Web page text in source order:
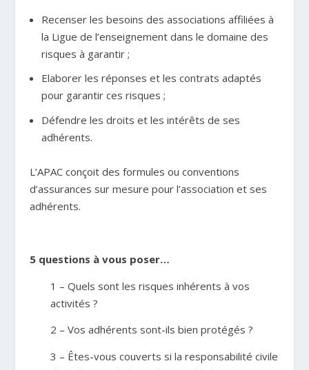
Recenser les besoins des associations affiliées à
la Ligue de l’enseignement dans le domaine des
risques à garantir ;
Elaborer les réponses et les contrats adaptés
pour garantir ces risques ;
Défendre les droits et les intérêts de ses
adhérents.
L’APAC conçoit des formules ou conventions
d’assurances sur mesure pour l’association et ses
adhérents.
5 questions à vous poser…
1 – Quels sont les risques inhérents à vos
activités ?
2 – Vos adhérents sont-ils bien protégés ?
3 – Êtes-vous couverts si la responsabilité civile